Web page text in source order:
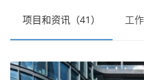
项目和资讯（41） 工